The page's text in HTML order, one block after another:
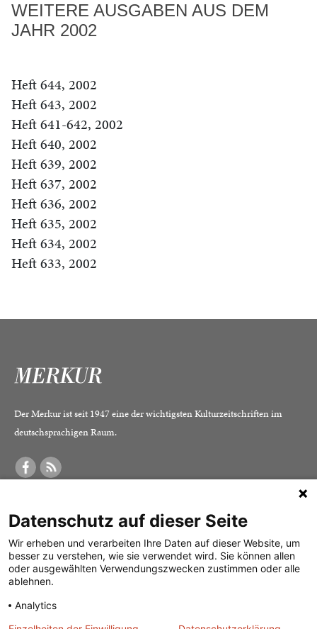
WEITERE AUSGABEN AUS DEM
JAHR 2002
Heft 644, 2002
Heft 643, 2002
Heft 641-642, 2002
Heft 640, 2002
Heft 639, 2002
Heft 637, 2002
Heft 636, 2002
Heft 635, 2002
Heft 634, 2002
Heft 633, 2002
Der Merkur ist seit 1947 eine der wichtigsten Kulturzeitschriften im
deutschsprachigen Raum.
Was ist der Merkur?
Herausgeber /
Redaktion
Verlag
Alle Abos im Überblick
Print-Abo
Digital-Abo
Impressum
Datenschutz
Mediadaten
Datenschutz auf dieser Seite
Wir erheben und verarbeiten Ihre Daten auf dieser Website, um
besser zu verstehen, wie sie verwendet wird. Sie können allen
oder ausgewählten Verwendungszwecken zustimmen oder alle
ablehnen.
Analytics